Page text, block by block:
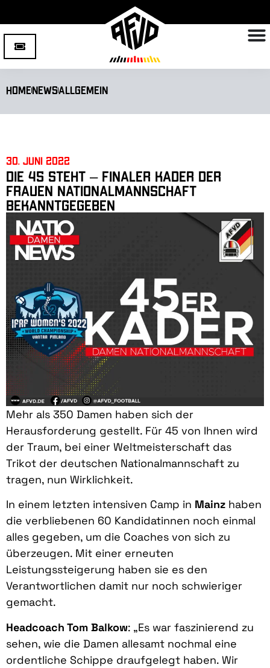
HomeNewsAllgemein
30. Juni 2022
Die 45 steht – finaler Kader der
Frauen Nationalmannschaft
bekanntgegeben
Mehr als 350 Damen haben sich der
Herausforderung gestellt. Für 45 von Ihnen wird
der Traum, bei einer Weltmeisterschaft das
Trikot der deutschen Nationalmannschaft zu
tragen, nun Wirklichkeit.
In einem letzten intensiven Camp in Mainz haben
die verbliebenen 60 Kandidatinnen noch einmal
alles gegeben, um die Coaches von sich zu
überzeugen. Mit einer erneuten
Leistungssteigerung haben sie es den
Verantwortlichen damit nur noch schwieriger
gemacht.
Headcoach Tom Balkow: „Es war faszinierend zu
sehen, wie die Damen allesamt nochmal eine
ordentliche Schippe draufgelegt haben. Wir